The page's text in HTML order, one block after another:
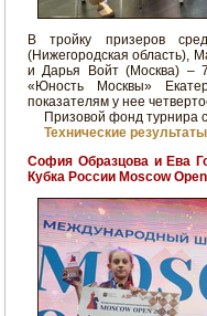
В тройку призеров
(Нижегородская область),
и Дарья Войт (Москва) –
«Юность Москвы»
показателям у нее
Призовой фонд турнира
Технические результаты
София Образцова и Ева
Кубка России Moscow